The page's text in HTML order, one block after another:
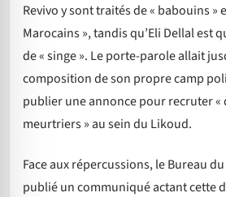
Revivo y sont traités de « babouins »
Marocains », tandis qu’Eli Dellal est
de « singe ». Le porte-parole allait
composition de son propre camp
publier une annonce pour recruter «
meurtriers » au sein du Likoud.
Face aux répercussions, le Bureau
publié un communiqué actant cette